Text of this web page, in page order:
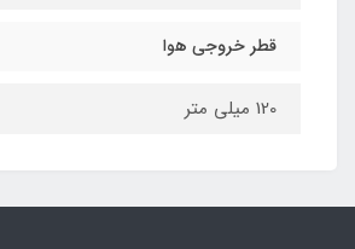
قطر خروجی هوا
120 میلی متر